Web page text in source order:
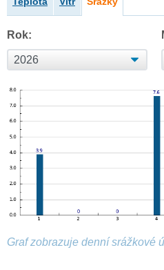
Rok:
Graf zobrazuje denní srážkové